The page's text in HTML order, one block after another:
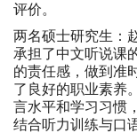
评价。
两名硕士研究生：
承担了中文听说课
的责任感，做到准
了良好的职业素养
言水平和学习习惯
结合听力训练与口